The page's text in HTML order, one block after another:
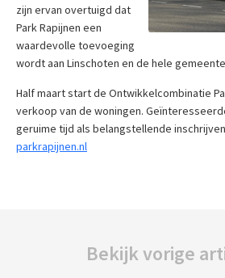
zijn ervan overtuigd dat
Park Rapijnen een
waardevolle toevoeging
wordt aan Linschoten en de hele
Half maart start de Ontwikkelcombinatie
verkoop van de woningen.
geruime tijd als belangstellende
parkrapijnen.nl
Bekijk vorige